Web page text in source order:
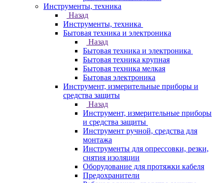
Инструменты, техника
Назад
Инструменты, техника
Бытовая техника и электроника
Назад
Бытовая техника и электроника
Бытовая техника крупная
Бытовая техника мелкая
Бытовая электроника
Инструмент, измерительные приборы и
средства защиты
Назад
Инструмент, измерительные приборы
и средства защиты
Инструмент ручной, средства для
монтажа
Инструменты для опрессовки, резки,
снятия изоляции
Оборудование для протяжки кабеля
Предохранители